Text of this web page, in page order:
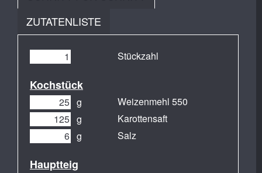
ZUTATENLISTE
Stückzahl
Kochstück
g
Weizenmehl 550
g
Karottensaft
g
Salz
Hauptteig